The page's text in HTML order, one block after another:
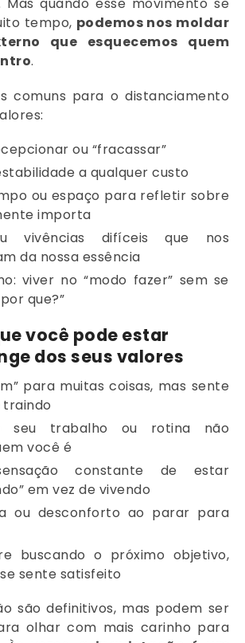
quando esse movimento se
tempo, podemos nos moldar
que esquecemos quem
.
comuns para o distanciamento
ou “fracassar”
a qualquer custo
ou espaço para refletir sobre
importa
vivências difíceis que nos
da nossa essência
viver no “modo fazer” sem se
que?”
você pode estar
dos seus valores
para muitas coisas, mas sente
traindo
seu trabalho ou rotina não
você é
constante de estar
em vez de vivendo
ou desconforto ao parar para
buscando o próximo objetivo,
sente satisfeito
são definitivos, mas podem ser
olhar com mais carinho para